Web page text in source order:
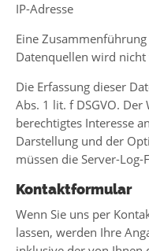
IP-Adresse
Eine
Datenquellen wird
Die Erfassung dieser
Abs. 1 lit. f DSGVO.
berechtigtes Interesse
Darstellung und der
müssen die Server-Log-
Kontaktformular
Wenn Sie uns per
lassen, werden Ihre